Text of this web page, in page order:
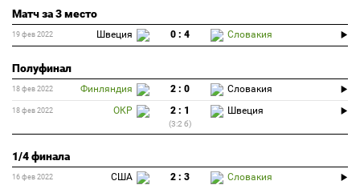
Матч за 3 место
19 фев 2022 Швеция 0 : 4 Словакия
Полуфинал
18 фев 2022 Финляндия 2 : 0 Словакия
18 фев 2022 ОКР 2 : 1 Швеция
(3:2 б)
1/4 финала
16 фев 2022 США 2 : 3 Словакия